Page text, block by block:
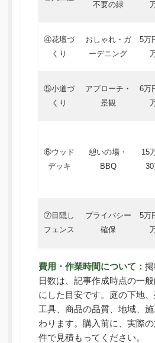
不要の緑
④花壇づ
くり
おしゃれ・ガ
ーデニング
5万
⑤小道づ
くり
アプローチ・
景観
6万
⑥ウッド
デッキ
憩いの場・
BBQ
15
30
⑦目隠し
フェンス
プライバシー
確保
5万
費用・作業時間について：
日数は、記事作成時点の一
にした目安です。庭の下地、
工具、商品の品質、地域、
わります。購入前に、実際
件で見積もってください。